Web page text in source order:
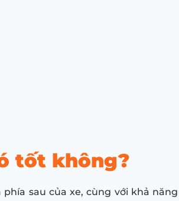
tốt không?
sau của xe, cùng với khả